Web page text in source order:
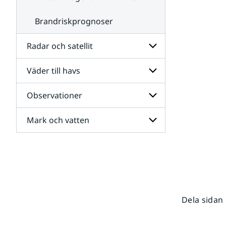
Brandriskprognoser
Radar och satellit
Undersidor
för
Radar
och
satellit
Väder till havs
Undersidor
för
Väder
till
havs
Observationer
Undersidor
för
Mark och vatten
Dela sidan